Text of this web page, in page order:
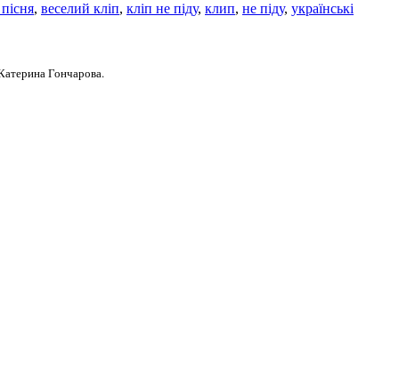
, веселий кліп, кліп не піду, клип, не піду, українські
Гончарова.